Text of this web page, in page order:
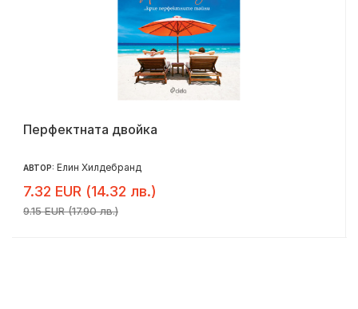
Перфектната двойка
АВТОР: Елин Хилдебранд
7.32 EUR (14.32 лв.)
9.15 EUR (17.90 лв.)